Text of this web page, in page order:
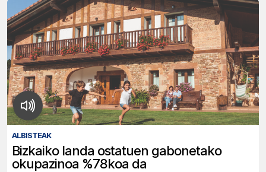
ALBISTEAK
Bizkaiko landa ostatuen gabonetako
okupazinoa %78koa da